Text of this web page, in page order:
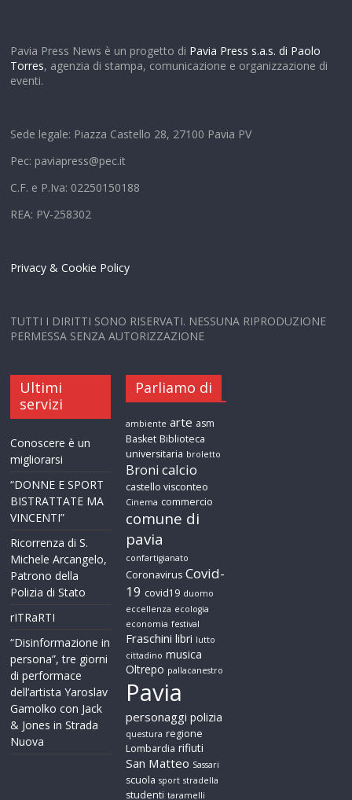
Pavia Press News è un progetto di Pavia Press s.a.s. di Paolo
Torres, agenzia di stampa, comunicazione e organizzazione di
eventi.
Sede legale: Piazza Castello 28, 27100 Pavia PV
Pec: paviapress@pec.it
C.F. e P.Iva: 02250150188
REA: PV-258302
Privacy & Cookie Policy
TUTTI I DIRITTI SONO RISERVATI. NESSUNA RIPRODUZIONE
PERMESSA SENZA AUTORIZZAZIONE
Ultimi
servizi
Conoscere è un
migliorarsi
“DONNE E SPORT
BISTRATTATE MA
VINCENTI”
Ricorrenza di S.
Michele Arcangelo,
Patrono della
Polizia di Stato
rITRaRTI
“Disinformazione in
persona”, tre giorni
di performace
dell’artista Yaroslav
Gamolko con Jack
& Jones in Strada
Nuova
Parliamo di
ambiente arte asm
Basket Biblioteca
universitaria broletto
Broni calcio
castello visconteo
Cinema commercio
comune di
pavia
confartigianato
Coronavirus Covid-
19 covid19 duomo
eccellenza ecologia
economia festival
Fraschini libri lutto
cittadino musica
Oltrepo pallacanestro
Pavia
personaggi polizia
questura regione
Lombardia rifiuti
San Matteo Sassari
scuola sport stradella
studenti taramelli